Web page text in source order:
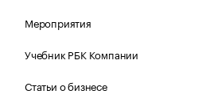
Мероприятия
Учебник РБК Компании
Статьи о бизнесе